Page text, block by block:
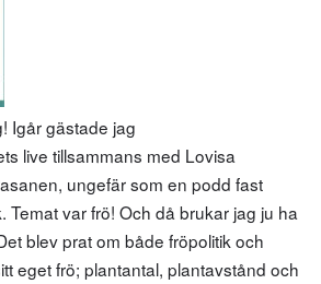
Igår gästade jag
live tillsammans med Lovisa
ungefär som en podd fast
Temat var frö! Och då brukar jag ju ha
blev prat om både fröpolitik och
eget frö; plantantal, plantavstånd och